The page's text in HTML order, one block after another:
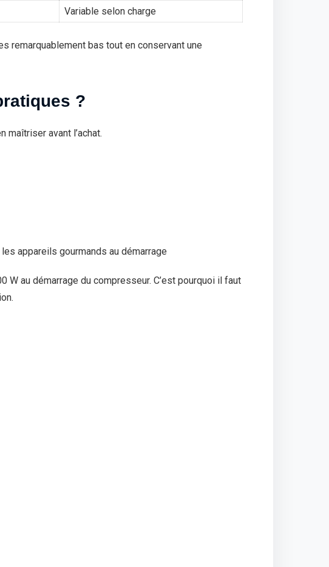
Variable selon charge
remarquablement bas tout en conservant une
?
maîtriser avant l’achat.
appareils gourmands au démarrage
W au démarrage du compresseur. C’est pourquoi il faut